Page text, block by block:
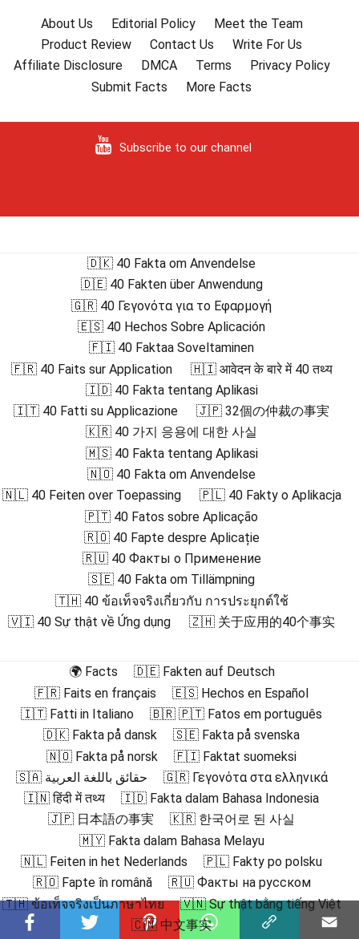
About Us Editorial Policy
Meet the Team
Product Review
Contact Us
Write For Us
Affiliate Disclosure
DMCA Terms
Privacy Policy
Submit Facts
More Facts
Subscribe to our channel
🇩🇰 40 Fakta om Anvendelse
🇩🇪 40 Fakten über Anwendung
🇬🇷 40 Γεγονότα για το Εφαρμογή
🇪🇸 40 Hechos Sobre Aplicación
🇫🇮 40 Faktaa Soveltaminen
🇫🇷 40 Faits sur Application
🇭🇮 आवेदन के बारे में 40 तथ्य
🇮🇩 40 Fakta tentang Aplikasi
🇮🇹 40 Fatti su Applicazione
🇯🇵 32個の仲裁の事実
🇰🇷 40 가지 응용에 대한 사실
🇲🇸 40 Fakta tentang Aplikasi
🇳🇴 40 Fakta om Anvendelse
🇳🇱 40 Feiten over Toepassing
🇵🇱 40 Fakty o Aplikacja
🇵🇹 40 Fatos sobre Aplicação
🇷🇴 40 Fapte despre Aplicație
🇷🇺 40 Факты о Применение
🇸🇪 40 Fakta om Tillämpning
🇹🇭 40 ข้อเท็จจริงเกี่ยวกับ การประยุกต์ใช้
🇻🇮 40 Sự thật về Ứng dụng
🇿🇭 关于应用的40个事实
🌍 Facts
🇩🇪 Fakten auf Deutsch
🇫🇷 Faits en français
🇪🇸 Hechos en Español
🇮🇹 Fatti in Italiano
🇧🇷 🇵🇹 Fatos em português
🇩🇰 Fakta på dansk
🇸🇪 Fakta på svenska
🇳🇴 Fakta på norsk
🇫🇮 Faktat suomeksi
🇸🇦 حقائق باللغة العربية
🇬🇷 Γεγονότα στα ελληνικά
🇮🇳 हिंदी में तथ्य
🇮🇩 Fakta dalam Bahasa Indonesia
🇯🇵 日本語の事実
🇰🇷 한국어로 된 사실
🇲🇾 Fakta dalam Bahasa Melayu
🇳🇱 Feiten in het Nederlands
🇵🇱 Fakty po polsku
🇷🇴 Fapte în română
🇷🇺 Факты на русском
🇹🇭 ข้อเท็จจริงเป็นภาษาไทย
🇻🇳 Sự thật bằng tiếng Việt
🇨🇳 中文事实